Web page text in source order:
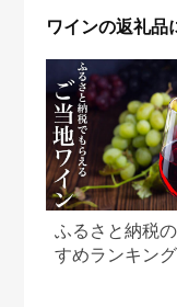
ワインの返礼品
ふるさと納税
すめランキン